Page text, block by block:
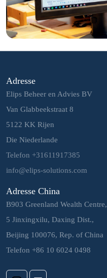
Adresse
Elips Beheer en Advies BV
Van Glabbeekstraat 8
5122 KK Rijen
Die Niederlande
Telefon +31611917385
info@elips-solutions.com
Adresse China
B903 Greenland Wealth Centre,
5 Jinxingxilu, Daxing Dist.,
Beijing 100076, Rep. of China
Telefon +86 10 6024 0498